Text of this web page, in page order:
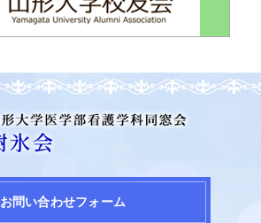
お問い合わせフォーム